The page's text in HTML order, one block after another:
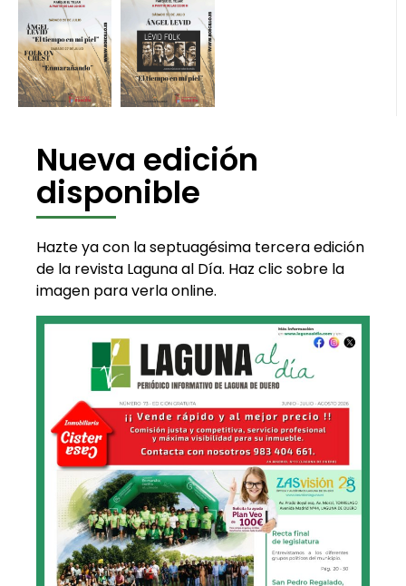
Nueva edición
disponible
Hazte ya con la septuagésima tercera edición
de la revista Laguna al Día. Haz clic sobre la
imagen para verla online.